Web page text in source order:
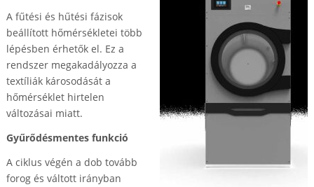
A fűtési és hűtési fázisok
beállított hőmérsékletei több
lépésben érhetők el. Ez a
rendszer megakadályozza a
textíliák károsodását a
hőmérséklet hirtelen
változásai miatt.
Gyűrődésmentes funkció
A ciklus végén a dob tovább
forog és váltott irányban